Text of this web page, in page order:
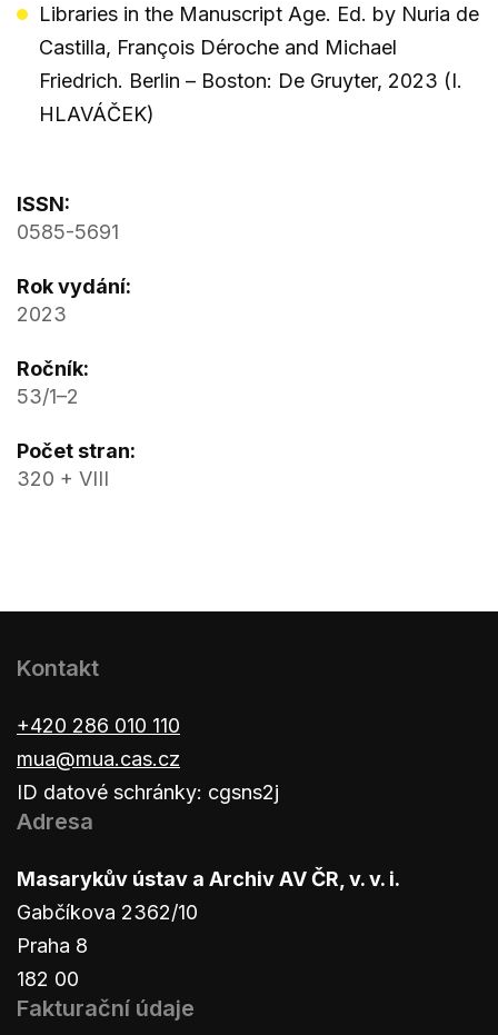
Libraries in the Manuscript Age. Ed. by Nuria de
Castilla, François Déroche and Michael
Friedrich. Berlin – Boston: De Gruyter, 2023 (I.
HLAVÁČEK)
ISSN:
0585-5691
Rok vydání:
2023
Ročník:
53/1–2
Počet stran:
320 + VIII
Kontakt
+420 286 010 110
mua@mua.cas.cz
ID datové schránky: cgsns2j
Adresa
Masarykův ústav a Archiv AV ČR, v. v. i.
Gabčíkova 2362/10
Praha 8
182 00
Fakturační údaje